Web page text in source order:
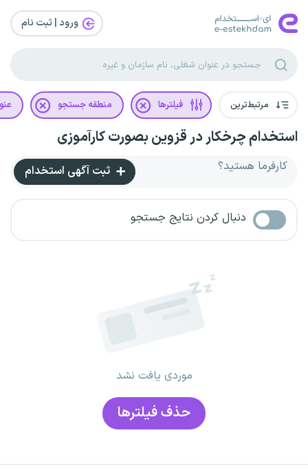
ورود | ثبت‌ نام
مرتبط‌ترین فیلترها منطقه جستجو
استخدام چرخکار در قزوین بصورت کارآموزی
کارفرما هستید؟ ثبت آگهی استخدام
دنبال کردن نتایج جستجو
موردی یافت نشد
حذف فیلتر‌ها